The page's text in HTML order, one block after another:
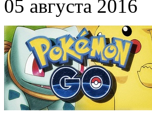
05 августа 2016